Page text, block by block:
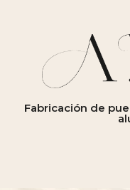
Fabricación de